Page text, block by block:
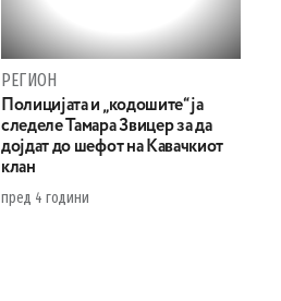
РЕГИОН
Полицијата и „кодошите“ ја
следеле Тамара Звицер за да
дојдат до шефот на Кавачкиот
клан
пред 4 години